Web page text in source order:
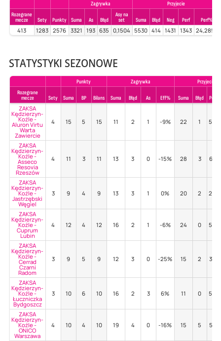
Zagrywka
Przyjecie
Rozegrane
mecze
Sety Punkty Suma As Błąd
Asy na
set
Suma Błąd Neg Perf Perf%
413 1283 2576 3321 193 635 0,1504 5530 414 1431 1343 24,2857
STATYSTYKI SEZONOWE
Punkty Zagrywka
Przyjecie
Rozegrane
mecze
Sety Suma BP Bilans Suma Błąd As Eff% Suma Błąd Poz%
ZAKSA
Kędzierzyn-
Koźle -
Aluron Virtu
Warta
Zawiercie
4 15 5 15 11 2 1 -9% 22 1 55%
ZAKSA
Kędzierzyn-
Koźle -
Asseco
Resovia
Rzeszów
4 11 3 11 13 3 0 -15% 28 3 61%
ZAKSA
Kędzierzyn-
Koźle -
Jastrzębski
Węgiel
3 9 4 9 13 3 1 0% 20 2 20%
ZAKSA
Kędzierzyn-
Koźle -
Cuprum
Lubin
4 12 4 12 16 2 1 -6% 24 0 58%
ZAKSA
Kędzierzyn-
Koźle -
Cerrad
Czarni
Radom
3 9 5 9 12 3 0 -25% 15 2 33%
ZAKSA
Kędzierzyn-
Koźle -
Łuczniczka
Bydgoszcz
3 10 6 10 16 2 3 6% 11 0 55%
ZAKSA
Kędzierzyn-
Koźle -
ONICO
Warszawa
4 10 4 10 19 4 0 -16% 15 5 53%